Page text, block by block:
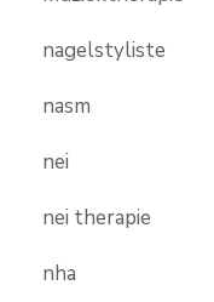
nagelstyliste
nasm
nei
nei therapie
nha